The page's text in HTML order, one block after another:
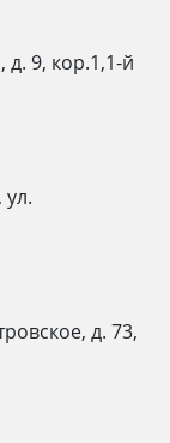
9, кор.1,1-й
д. 73,